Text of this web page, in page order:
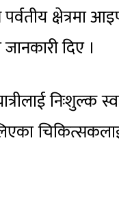
क्षेत्रमा
दिए ।